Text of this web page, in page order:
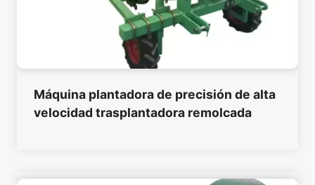
Máquina plantadora de precisión de alta
velocidad trasplantadora remolcada